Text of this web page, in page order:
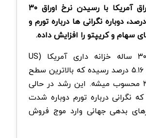
رشد بازده اوراق آمریکا با رسیدن نرخ اوراق ۳۰
ساله به ۵.۱۶ درصد، دوباره نگرانی ها درباره تورم و
سهام و کریپتو را افزایش داده.
بازده اوراق ۳۰ ساله خزانه داری آمریکا (US
Treasury) به ۵.۱۶ درصد رسیده که بالاترین سطح
از اکتبر ۲۰۲۳ محسوب میشه. این رشد در حالی
که نگرانی درباره تورم دوباره شدت
بدهی جهانی وارد موج فروش